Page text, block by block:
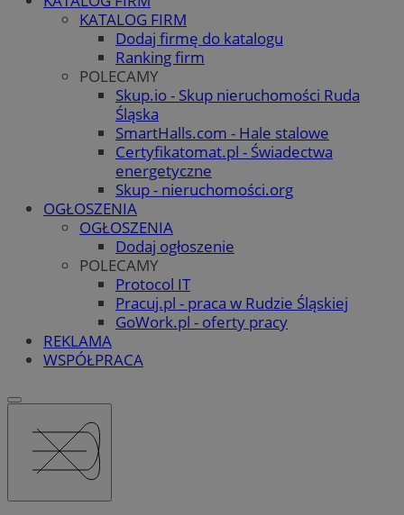
KATALOG FIRM
Dodaj firmę do katalogu
Ranking firm
POLECAMY
Skup.io - Skup nieruchomości Ruda
Śląska
SmartHalls.com - Hale stalowe
Certyfikatomat.pl - Świadectwa
energetyczne
Skup - nieruchomości.org
OGŁOSZENIA
OGŁOSZENIA
Dodaj ogłoszenie
POLECAMY
Protocol IT
Pracuj.pl - praca w Rudzie Śląskiej
GoWork.pl - oferty pracy
REKLAMA
WSPÓŁPRACA